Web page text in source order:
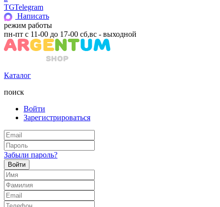
Telegram
Написать
режим работы
пн-пт с 11-00 до 17-00 сб,вс - выходной
Каталог
поиск
Войти
Зарегистрироваться
Забыли пароль?
Войти